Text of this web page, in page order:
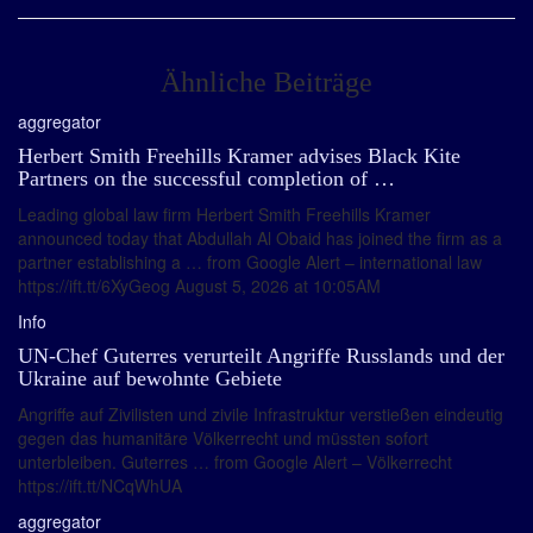
Ähnliche Beiträge
aggregator
Herbert Smith Freehills Kramer advises Black Kite
Partners on the successful completion of …
Leading global law firm Herbert Smith Freehills Kramer
announced today that Abdullah Al Obaid has joined the firm as a
partner establishing a … from Google Alert – international law
https://ift.tt/6XyGeog August 5, 2026 at 10:05AM
Info
UN-Chef Guterres verurteilt Angriffe Russlands und der
Ukraine auf bewohnte Gebiete
Angriffe auf Zivilisten und zivile Infrastruktur verstießen eindeutig
gegen das humanitäre Völkerrecht und müssten sofort
unterbleiben. Guterres … from Google Alert – Völkerrecht
https://ift.tt/NCqWhUA
aggregator